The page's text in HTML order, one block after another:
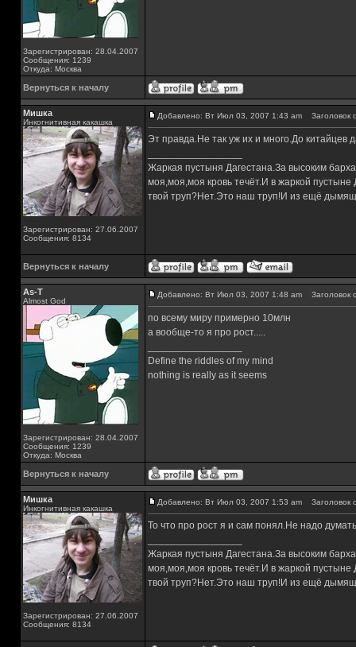
Зарегистрирован: 28.04.2007
Сообщения: 1239
Откуда: Москва
Вернуться к началу
Мишка
Инкогнитивная какашка
Зарегистрирован: 27.06.2007
Сообщения: 8134
Добавлено: Вт Июл 03, 2007 1:43 am Заголовок
Эт правда.Не так уж их и много.До китайцев
Жаркая пустыня Дагестана.За высоким
моя,моя,моя кровь течёт.И в жаркой
твой труп?Нет.Это наш труп!И из ещё
Вернуться к началу
As-T
Almost God
Зарегистрирован: 28.04.2007
Сообщения: 1239
Откуда: Москва
Добавлено: Вт Июл 03, 2007 1:48 am Заголовок
по всему миру примерно 10млн
а вообще-то я про рост.....
Define the riddles of my mind
nothing is really as it seems
Вернуться к началу
Мишка
Инкогнитивная какашка
Зарегистрирован: 27.06.2007
Сообщения: 8134
Добавлено: Вт Июл 03, 2007 1:53 am Заголовок
То что про рост я и сам понял.Не надо
Жаркая пустыня Дагестана.За высоким
моя,моя,моя кровь течёт.И в жаркой
твой труп?Нет.Это наш труп!И из ещё